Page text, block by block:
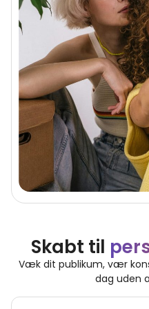
Skabt til
Væk dit publikum, vær
dag uden